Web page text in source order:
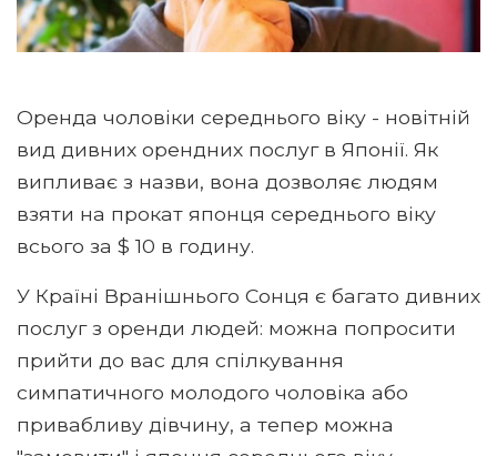
Оренда чоловіки середнього віку - новітній
вид дивних орендних послуг в Японії. Як
випливає з назви, вона дозволяє людям
взяти на прокат японця середнього віку
всього за $ 10 в годину.
У Країні Вранішнього Сонця є багато дивних
послуг з оренди людей: можна попросити
прийти до вас для спілкування
симпатичного молодого чоловіка або
привабливу дівчину, а тепер можна